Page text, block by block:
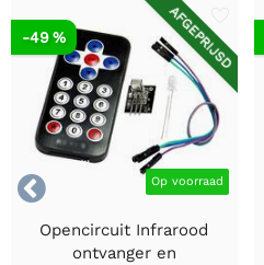

AFGEPRIJSD
Op voorraad
-49 %
Opencircuit Infrarood
ontvanger en